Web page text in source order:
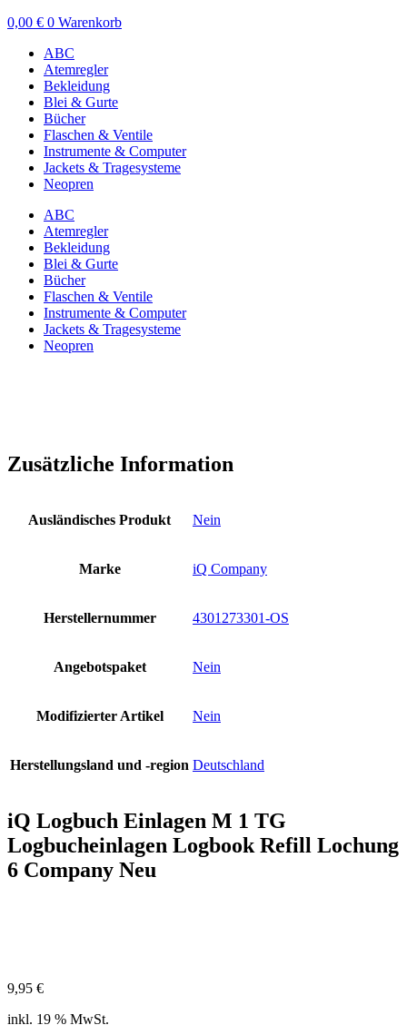
0,00 € 0 Warenkorb
ABC
Atemregler
Bekleidung
Blei & Gurte
Bücher
Flaschen & Ventile
Instrumente & Computer
Jackets & Tragesysteme
Neopren
ABC
Atemregler
Bekleidung
Blei & Gurte
Bücher
Flaschen & Ventile
Instrumente & Computer
Jackets & Tragesysteme
Neopren
Zusätzliche Information
Ausländisches Produkt Nein
Marke iQ Company
Herstellernummer 4301273301-OS
Angebotspaket Nein
Modifizierter Artikel Nein
Herstellungsland und -region Deutschland
iQ Logbuch Einlagen M 1 TG
Logbucheinlagen Logbook Refill Lochung
6 Company Neu
9,95 €
inkl. 19 % MwSt.